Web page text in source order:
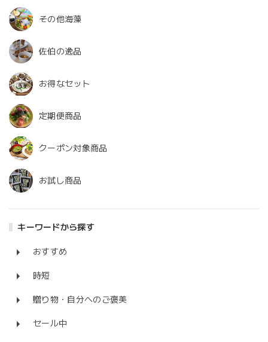
その他海藻
佐伯の逸品
お得なセット
定期便商品
クーポン対象商品
お試し商品
キーワードから探す
おすすめ
時短
贈り物・自分へのご褒美
セール中